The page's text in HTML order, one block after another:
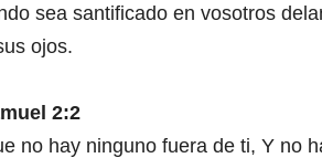
sea santificado en vosotros
ojos.
2:2
no hay ninguno fuera de ti, Y no